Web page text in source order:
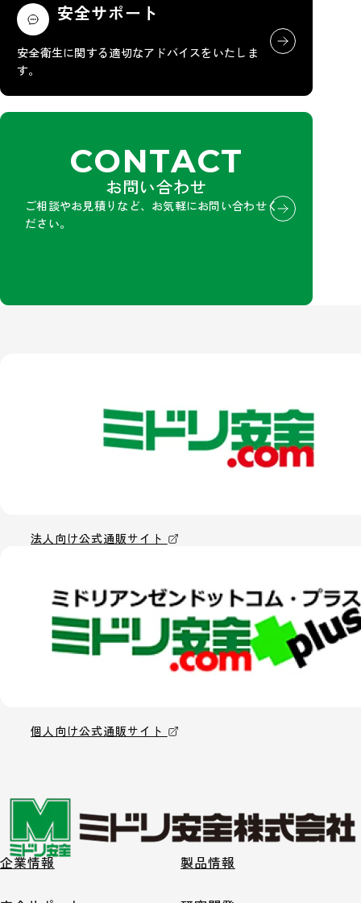
安全サポート
安全衛生に関する適切なアドバイスをいたしま
す。
CONTACT
お問い合わせ
ご相談やお見積りなど、お気軽にお問い合わせく
ださい。
法人向け公式通販サイト
個人向け公式通販サイト
企業情報 製品情報